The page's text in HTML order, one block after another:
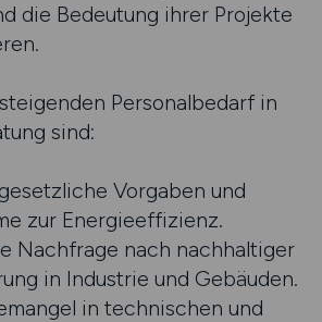
die Bedeutung ihrer Projekte
Personalbedarf in
sind:
Vorgaben und
zur Energieeffizienz.
Nachfrage nach nachhaltiger
in Industrie und Gebäuden.
in technischen und